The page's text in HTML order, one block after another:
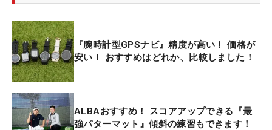
『腕時計型GPSナビ』精度が高い！ 価格が
安い！ おすすめはどれか、比較しました！
ALBAおすすめ！ スコアアップできる『最
強パターマット』傾斜の練習もできます！